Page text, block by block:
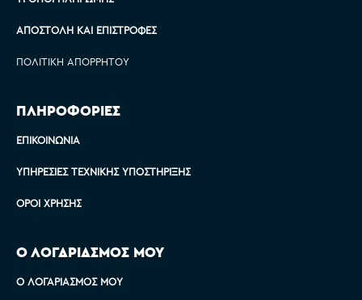
ΑΠΟΣΤΟΛΉ ΚΑΙ ΕΠΙΣΤΡΟΦΈΣ
ΠΟΛΙΤΙΚΉ ΑΠΟΡΡΉΤΟΥ
ΠΛΗΡΟΦΟΡΙΕΣ
ΕΠΙΚΟΙΝΩΝΊΑ
ΥΠΗΡΕΣΊΕΣ ΤΕΧΝΙΚΉΣ ΥΠΟΣΤΉΡΙΞΗΣ
ΌΡΟΙ ΧΡΉΣΗΣ
Ο ΛΟΓΑΡΙΑΣΜΟΣ ΜΟΥ
Ο ΛΟΓΑΡΙΑΣΜΌΣ ΜΟΥ